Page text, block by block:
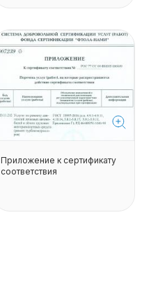
Приложение к сертификату
соответствия